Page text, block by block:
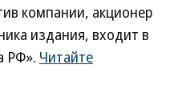
компании, акционер
издания, входит в
РФ». Читайте